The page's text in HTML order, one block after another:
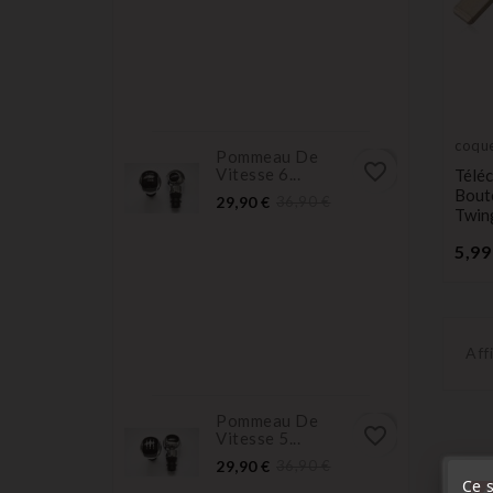
Pommeau De
Vitesse 6...
Prix
29,90 €
Pommeau De
Vitesse 5...
Prix
29,90 €
5,99
Ce